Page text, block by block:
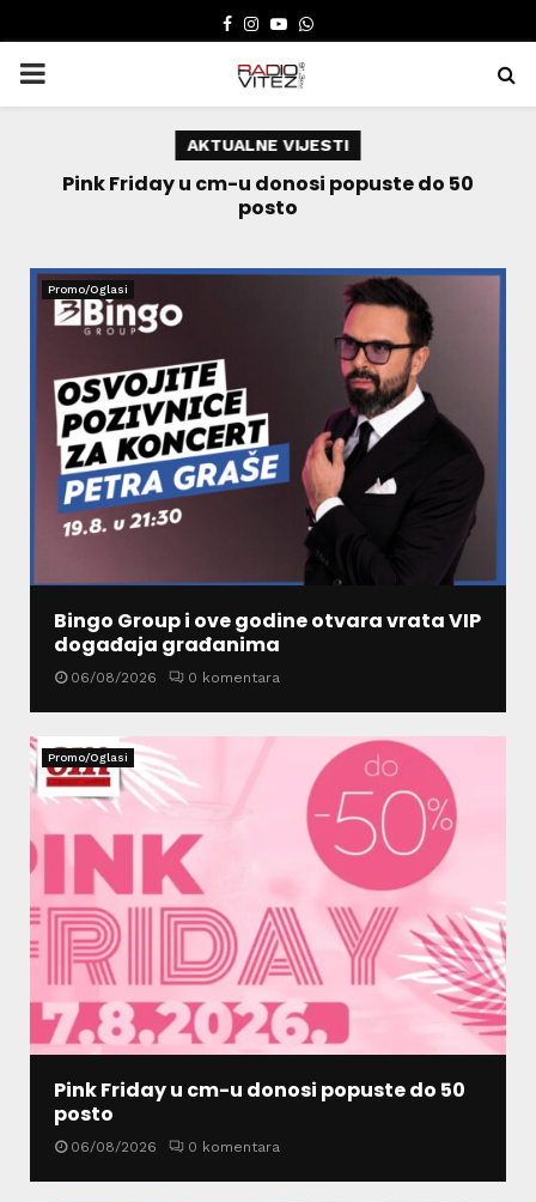
FACEBOOK
INSTAGRAM
YOUTUBE
WHATSAPP
PRIMARY
AKTUALNE VIJESTI
Pink Friday u cm-u donosi popuste do 50
posto
Promo/Oglasi
Bingo Group i ove godine otvara vrata VIP
događaja građanima
06/08/2026 0 komentara
Promo/Oglasi
Pink Friday u cm-u donosi popuste do 50
posto
06/08/2026 0 komentara